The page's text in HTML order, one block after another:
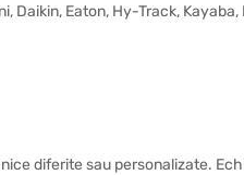
Daikin, Eaton, Hy-Track,
diferite sau personalizate.